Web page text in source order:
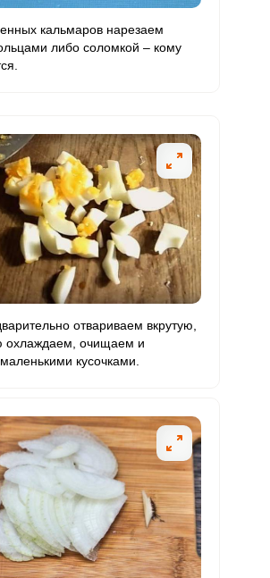
кальмаров нарезаем
либо соломкой – кому
отвариваем вкрутую,
охлаждаем, очищаем и
кусочками.